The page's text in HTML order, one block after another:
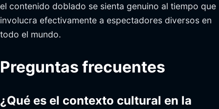
el contenido doblado se sienta genuino al tiempo que
involucra efectivamente a espectadores diversos en
todo el mundo.
Preguntas frecuentes
¿Qué es el contexto cultural en la